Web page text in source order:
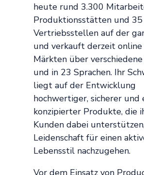
heute rund 3.300
Produktionsstätten und 35
Vertriebsstellen auf der
und verkauft derzeit online
Märkten über
und in 23 Sprachen. Ihr
liegt auf der Entwicklung
hochwertiger, sicherer und
konzipierter Produkte, die
Kunden dabei
Leidenschaft für einen
Lebensstil nachzugehen.
Vor dem Einsatz von